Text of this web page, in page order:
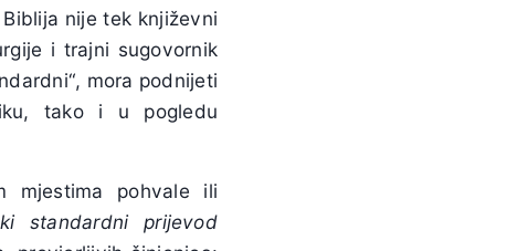
nije tek književni
i trajni sugovornik
mora podnijeti
tako i u pogledu
mjestima pohvale ili
standardni
prijevod